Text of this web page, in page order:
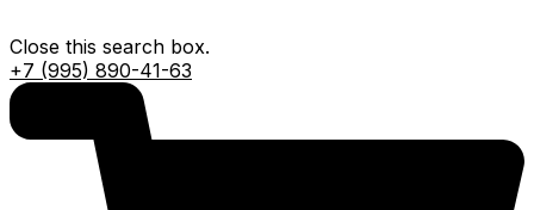
Close this search box.
+7 (995) 890-41-63